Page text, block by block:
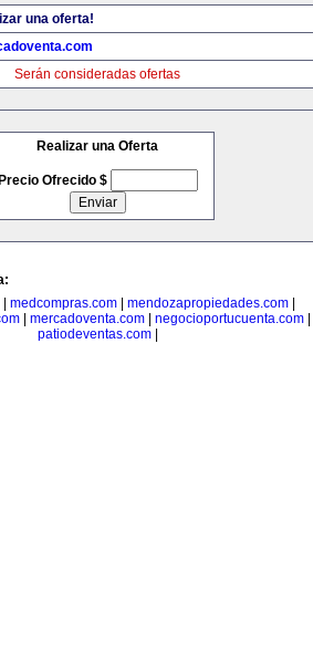
una oferta!
Serán consideradas ofertas
Realizar una Oferta
Precio Ofrecido $
| medcompras.com| mendozapropiedades.com|
| mercadoventa.com| negocioportucuenta.com|
patiodeventas.com|